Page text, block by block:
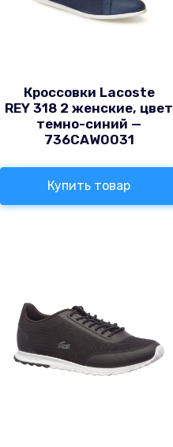
Кроссовки Lacoste
REY 318 2 женские, цвет
темно-синий —
736CAW0031
Купить товар